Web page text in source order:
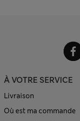
À VOTRE SERVICE
Livraison
Où est ma commande